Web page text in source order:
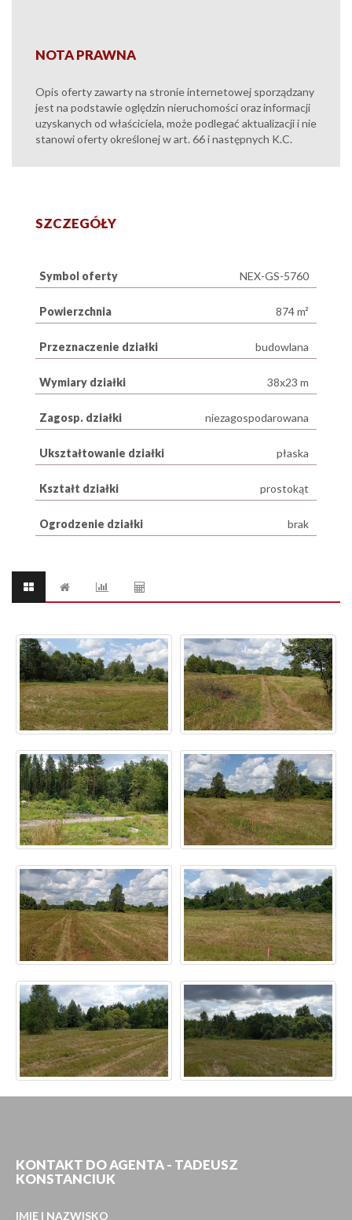
NOTA PRAWNA
Opis oferty zawarty na stronie internetowej sporządzany
jest na podstawie oględzin nieruchomości oraz informacji
uzyskanych od właściciela, może podlegać aktualizacji i nie
stanowi oferty określonej w art. 66 i następnych K.C.
SZCZEGÓŁY
Symbol oferty NEX-GS-5760
Powierzchnia 874 m²
Przeznaczenie działki budowlana
Wymiary działki 38x23 m
Zagosp. działki niezagospodarowana
Ukształtowanie działki płaska
Kształt działki prostokąt
Ogrodzenie działki brak
KONTAKT DO AGENTA - TADEUSZ
KONSTANCIUK
IMIĘ I NAZWISKO